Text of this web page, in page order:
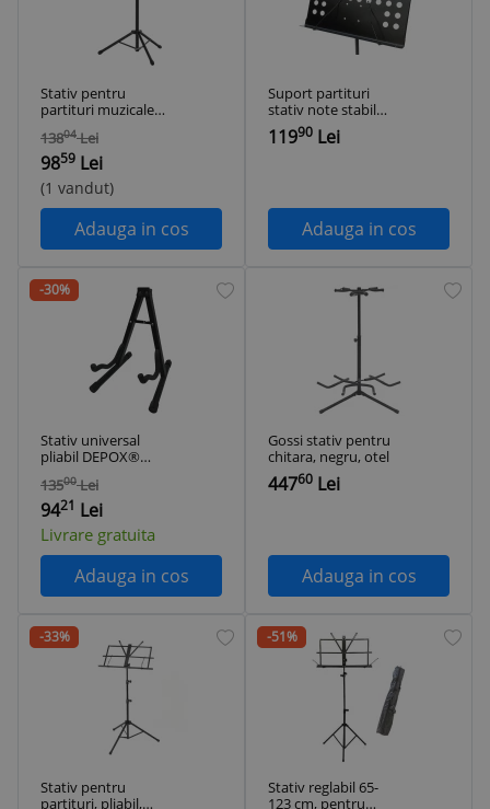
Stativ pentru
partituri muzicale
cu inaltime reglabila
13804 Lei
9859 Lei
(1 vandut)
Adauga in cos
Suport partituri
stativ note stabil
MH
11990 Lei
Adauga in cos
-30%
Stativ universal
pliabil DEPOX®
pentru chitara, 38
cm, metalic, negru
13500 Lei
9421 Lei
Livrare gratuita
Adauga in cos
Gossi stativ pentru
chitara, negru, otel
44760 Lei
Adauga in cos
-33%
Stativ pentru
partituri, pliabil,
-51%
Stativ reglabil 65-
123 cm, pentru